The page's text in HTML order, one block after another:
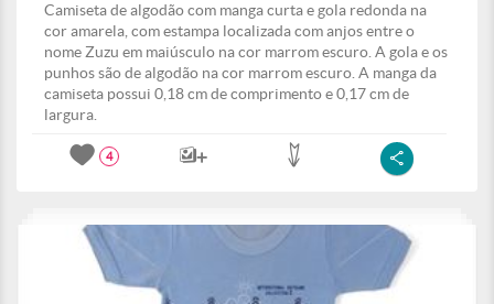
Camiseta de algodão com manga curta e gola redonda na
cor amarela, com estampa localizada com anjos entre o
nome Zuzu em maiúsculo na cor marrom escuro. A gola e os
punhos são de algodão na cor marrom escuro. A manga da
camiseta possui 0,18 cm de comprimento e 0,17 cm de
largura.
4